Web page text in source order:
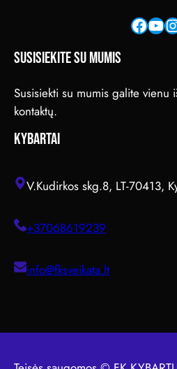
Facebook YouTube Instagram
SUSISIEKITE SU MUMIS
Susisiekti su mumis galite vienu
kontaktų.
KYBARTAI
V.Kudirkos skg.8, LT-70413,
+37068619239
info@fksveikata.lt